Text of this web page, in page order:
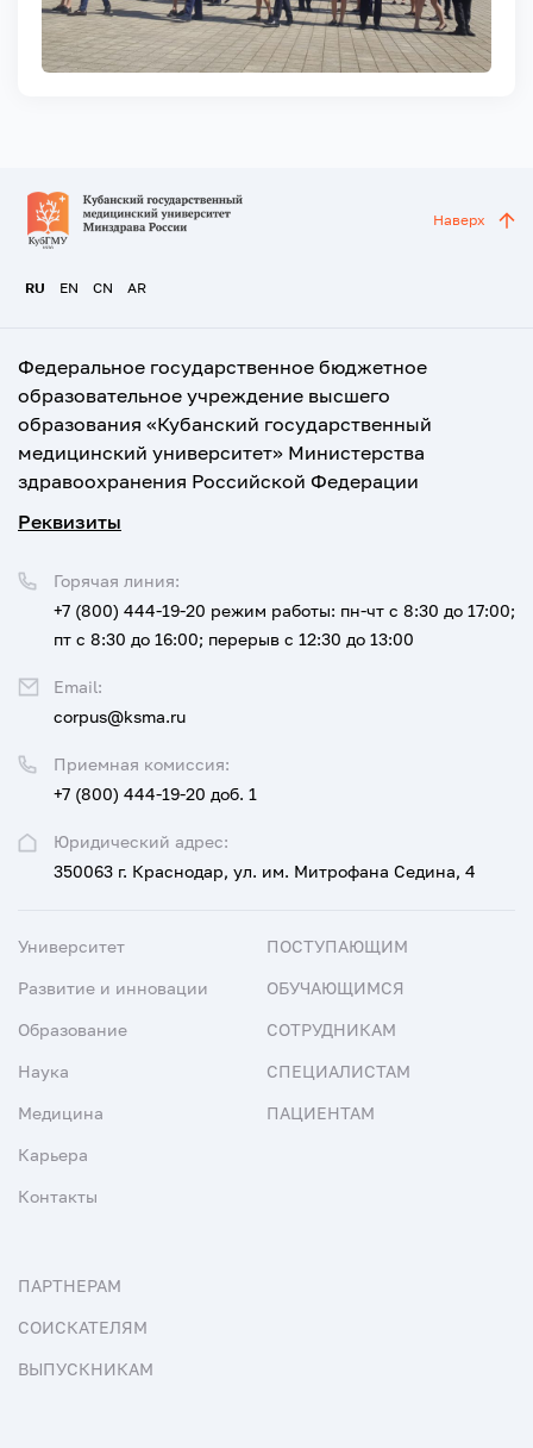
RU EN CN AR
Наверх
Федеральное государственное бюджетное
образовательное учреждение высшего
образования «Кубанский государственный
медицинский университет» Министерства
здравоохранения Российской Федерации
Реквизиты
Юридический адрес:
350063 г. Краснодар, ул. им. Митрофана Седина, 4
Приемная комиссия:
+7 (800) 444-19-20 доб. 1
Горячая линия:
+7 (800) 444-19-20 режим работы: пн-чт с 8:30 до 17:00;
пт с 8:30 до 16:00; перерыв с 12:30 до 13:00
Email:
corpus@ksma.ru
Университет
Развитие и инновации
Образование
Наука
Медицина
Карьера
Контакты
ПОСТУПАЮЩИМ
ОБУЧАЮЩИМСЯ
СОТРУДНИКАМ
СПЕЦИАЛИСТАМ
ПАЦИЕНТАМ
ПАРТНЕРАМ
СОИСКАТЕЛЯМ
ВЫПУСКНИКАМ